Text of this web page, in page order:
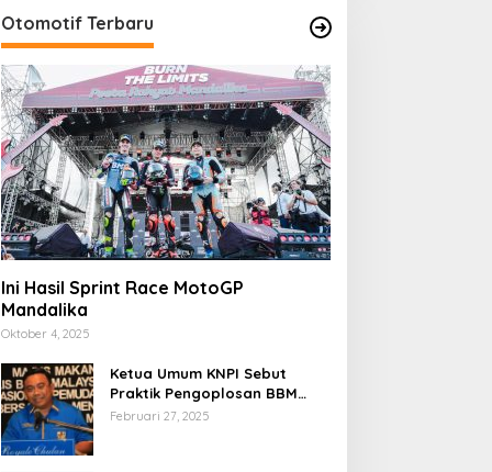
Otomotif Terbaru
Ini Hasil Sprint Race MotoGP
Mandalika
Oktober 4, 2025
Ketua Umum KNPI Sebut
Praktik Pengoplosan BBM
Cederai Kepercayaan
Februari 27, 2025